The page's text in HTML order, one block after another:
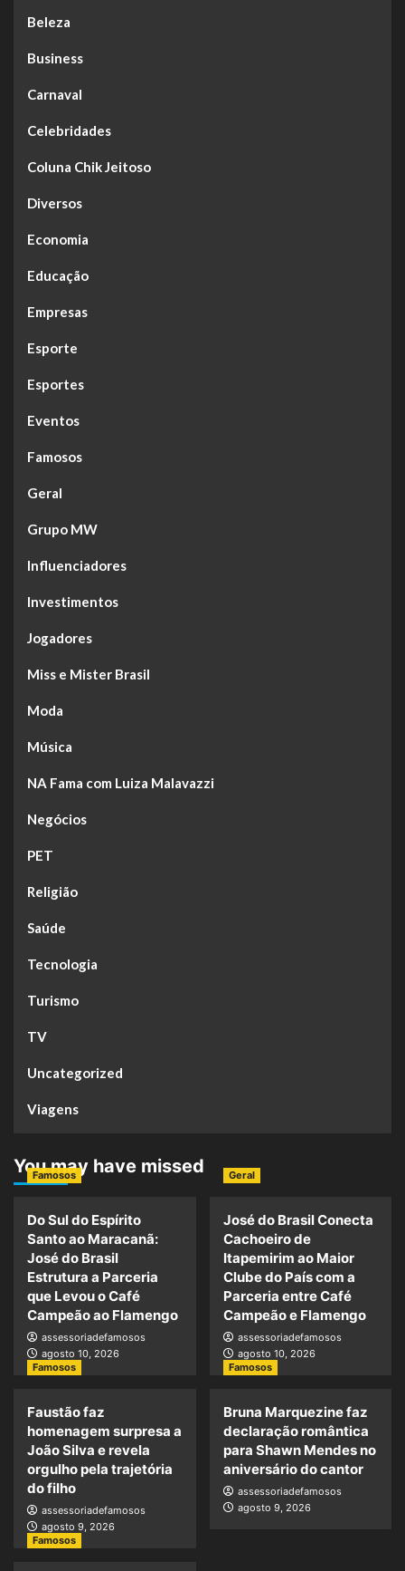
Beleza
Business
Carnaval
Celebridades
Coluna Chik Jeitoso
Diversos
Economia
Educação
Empresas
Esporte
Esportes
Eventos
Famosos
Geral
Grupo MW
Influenciadores
Investimentos
Jogadores
Miss e Mister Brasil
Moda
Música
NA Fama com Luiza Malavazzi
Negócios
PET
Religião
Saúde
Tecnologia
Turismo
TV
Uncategorized
Viagens
You may have missed
Famosos
Do Sul do Espírito
Santo ao Maracanã:
José do Brasil
Estrutura a Parceria
que Levou o Café
Campeão ao Flamengo
assessoriadefamosos
agosto 10, 2026
Geral
José do Brasil Conecta
Cachoeiro de
Itapemirim ao Maior
Clube do País com a
Parceria entre Café
Campeão e Flamengo
assessoriadefamosos
agosto 10, 2026
Famosos
Faustão faz
homenagem surpresa a
João Silva e revela
orgulho pela trajetória
do filho
assessoriadefamosos
agosto 9, 2026
Famosos
Bruna Marquezine faz
declaração romântica
para Shawn Mendes no
aniversário do cantor
assessoriadefamosos
agosto 9, 2026
Famosos